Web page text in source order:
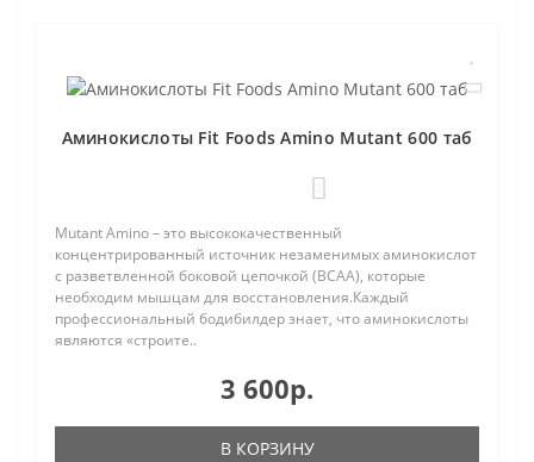
Аминокислоты Fit Foods Amino Mutant 600 таб
Mutant Amino – это высококачественный
концентрированный источник незаменимых аминокислот
с разветвленной боковой цепочкой (ВСАА), которые
необходим мышцам для восстановления.Каждый
профессиональный бодибилдер знает, что аминокислоты
являются «строите..
3 600р.
В КОРЗИНУ